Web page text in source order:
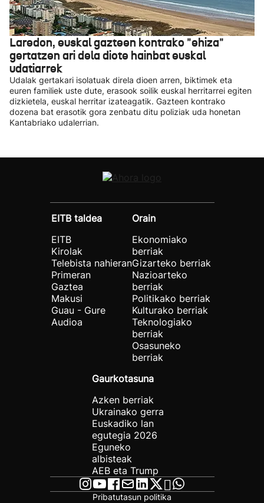
Laredon, euskal gazteen kontrako "ehiza"
gertatzen ari dela diote hainbat euskal
udatiarrek
Udalak gertakari isolatuak direla dioen arren, biktimek eta
euren familiek uste dute, erasook soilik euskal herritarrei egiten
dizkietela, euskal herritar izateagatik. Gazteen kontrako
dozena bat erasotik gora zenbatu ditu poliziak uda honetan
Kantabriako udalerrian.
EITB taldea
EITB
Kirolak
Telebista nahieran
Primeran
Gaztea
Makusi
Guau - Gure
Audioa
Orain
Ekonomiako
berriak
Gizarteko berriak
Nazioarteko
berriak
Politikako berriak
Kulturako berriak
Teknologiako
berriak
Osasuneko
berriak
Gaurkotasuna
Azken berriak
Ukrainako gerra
Euskadiko lan
egutegia 2026
Eguneko
albisteak
AEB eta Trump
Pribatutasun politika